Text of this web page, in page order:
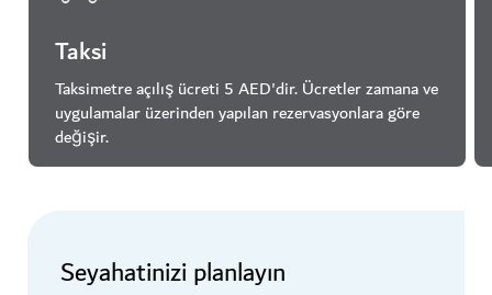
Taksi
Taksimetre açılış ücreti 5 AED'dir. Ücretler zamana ve
uygulamalar üzerinden yapılan rezervasyonlara göre
değişir.
Seyahatinizi planlayın